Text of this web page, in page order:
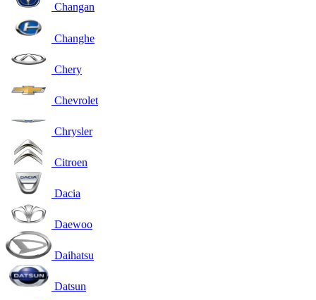
Changan
Changhe
Chery
Chevrolet
Chrysler
Citroen
Dacia
Daewoo
Daihatsu
Datsun